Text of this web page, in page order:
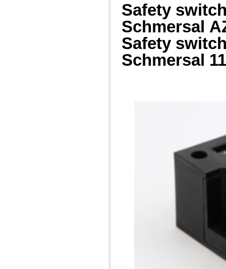
Safety
Schmersal
Safety
Schmersal